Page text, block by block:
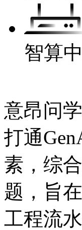
智算
意昂问
打通
素，综
题，
工程流